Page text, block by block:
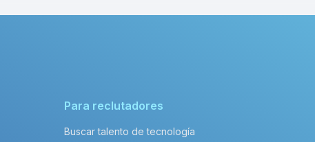
Para reclutadores
Buscar talento de tecnología